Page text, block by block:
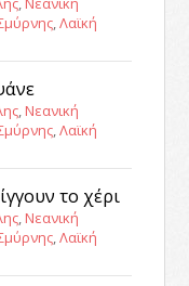
,Λαϊκή
, Νεανική
,Λαϊκή
το χέρι
, Νεανική
,Λαϊκή